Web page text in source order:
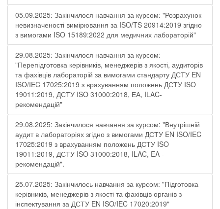
05.09.2025: Закінчилося навчання за курсом: "Розрахунок
невизначеності вимірювання за ISO/TS 20914:2019 згідно
з вимогами ISO 15189:2022 для медичних лабораторій"
29.08.2025: Закінчилося навчання за курсом:
"Перепідготовка керівників, менеджерів з якості, аудиторів
та фахівців лабораторій за вимогами стандарту ДСТУ EN
ISO/IEC 17025:2019 з врахуванням положень ДСТУ ISO
19011:2019, ДСТУ ISO 31000:2018, ЕА, ILAC-
рекомендацій"
29.08.2025: Закінчилося навчання за курсом: "Внутрішній
аудит в лабораторіях згідно з вимогами ДСТУ EN ISO/IEC
17025:2019 з врахуванням положень ДСТУ ISO
19011:2019, ДСТУ ISO 31000:2018, ILAC, EA -
рекомендацій".
25.07.2025: Закінчилось навчання за курсом: "Підготовка
керівників, менеджерів з якості та фахівців органів з
інспектування за ДСТУ EN ISO/IEC 17020:2019"